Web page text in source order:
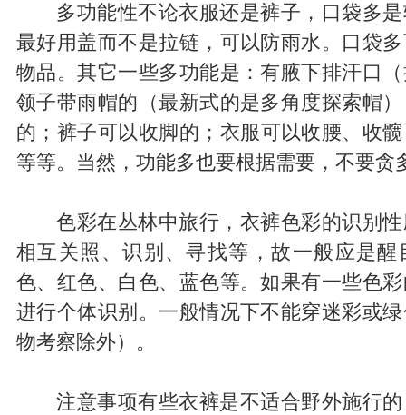
多功能性不论衣服还是裤子，口袋多是
最好用盖而不是拉链，可以防雨水。口袋
物品。其它一些多功能是：有腋下排汗口
领子带雨帽的（最新式的是多角度探索帽
的；裤子可以收脚的；衣服可以收腰、收
等等。当然，功能多也要根据需要，不要贪
色彩在丛林中旅行，衣裤色彩的识别性
相互关照、识别、寻找等，故一般应是醒
色、红色、白色、蓝色等。如果有一些色
进行个体识别。一般情况下不能穿迷彩或
物考察除外）。
注意事项有些衣裤是不适合野外施行的